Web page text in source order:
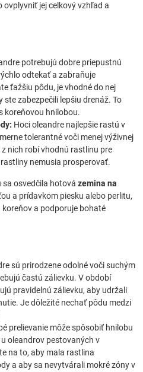
jej celkový vzhľad a
potrebujú dobre priepustnú
odtekať a zabraňuje
ťažšiu pôdu, je vhodné do nej
ste zabezpečili lepšiu drenáž. To
koreňovou hnilobou.
Hoci oleandre najlepšie rastú v
tolerantné voči menej výživnej
nich robí vhodnú rastlinu pre
nemusia prosperovať.
osvedčila hotová zemina na
a prídavkom piesku alebo perlitu,
a podporuje bohaté
sú prirodzene odolné voči suchým
častú zálievku. V období
pravidelnú zálievku, aby udržali
Je dôležité nechať pôdu medzi
prelievanie môže spôsobiť hnilobu
oleandrov pestovaných v
na to, aby mala rastlina
a aby sa nevytvárali mokré zóny v